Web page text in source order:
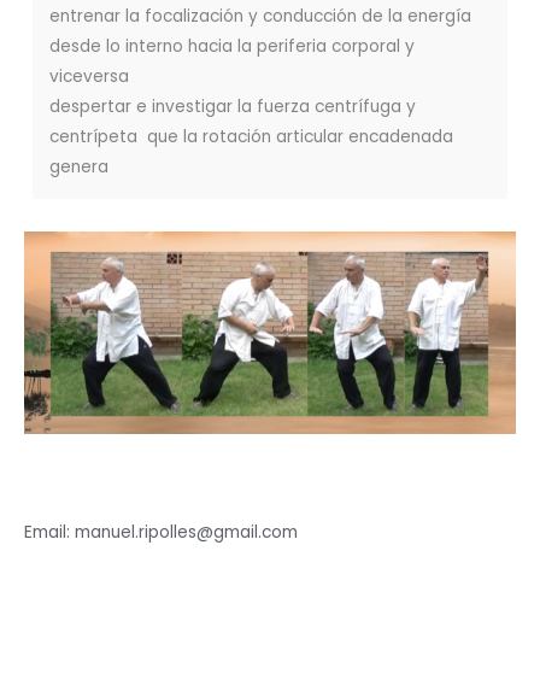
entrenar la focalización y conducción de la energía
desde lo interno hacia la periferia corporal y
viceversa
despertar e investigar la fuerza centrífuga y
centrípeta que la rotación articular encadenada
genera
Email: manuel.ripolles@gmail.com